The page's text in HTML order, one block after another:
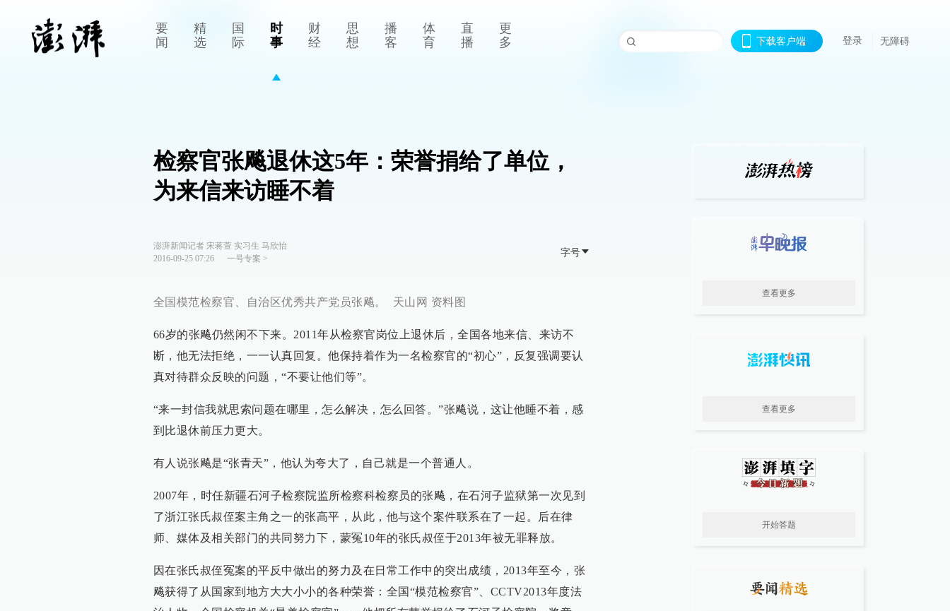
要
闻
精
选
国
际
时
事
财
经
思
想
播
客
体
育
直
播
更
多
下载客户端 登录 无障碍
检察官张飚退休这5年：荣誉捐给了单位，
为来信来访睡不着
澎湃新闻记者 宋蒋萱 实习生 马欣怡
2016-09-25 07:26
一号专案 >
字号
全国模范检察官、自治区优秀共产党员张飚。 天山网 资料图
66岁的张飚仍然闲不下来。2011年从检察官岗位上退休后，全国各地来信、来访不
断，他无法拒绝，一一认真回复。他保持着作为一名检察官的“初心”，反复强调要认
真对待群众反映的问题，“不要让他们等”。
“来一封信我就思索问题在哪里，怎么解决，怎么回答。”张飚说，这让他睡不着，感
到比退休前压力更大。
有人说张飚是“张青天”，他认为夸大了，自己就是一个普通人。
2007年，时任新疆石河子检察院监所检察科检察员的张飚，在石河子监狱第一次见到
了浙江张氏叔侄案主角之一的张高平，从此，他与这个案件联系在了一起。后在律
师、媒体及相关部门的共同努力下，蒙冤10年的张氏叔侄于2013年被无罪释放。
因在张氏叔侄冤案的平反中做出的努力及在日常工作中的突出成绩，2013年至今，张
飚获得了从国家到地方大大小小的各种荣誉：全国“模范检察官”、CCTV2013年度法
查看更多
查看更多
开始答题